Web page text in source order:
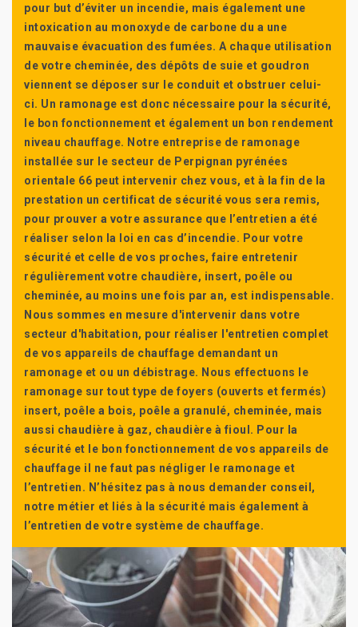
pour but d’éviter un incendie, mais également une
intoxication au monoxyde de carbone du a une
mauvaise évacuation des fumées. A chaque utilisation
de votre cheminée, des dépôts de suie et goudron
viennent se déposer sur le conduit et obstruer celui-
ci. Un ramonage est donc nécessaire pour la sécurité,
le bon fonctionnement et également un bon rendement
niveau chauffage. Notre entreprise de ramonage
installée sur le secteur de Perpignan pyrénées
orientale 66 peut intervenir chez vous, et à la fin de la
prestation un certificat de sécurité vous sera remis,
pour prouver a votre assurance que l’entretien a été
réaliser selon la loi en cas d’incendie. Pour votre
sécurité et celle de vos proches, faire entretenir
régulièrement votre chaudière, insert, poêle ou
cheminée, au moins une fois par an, est indispensable.
Nous sommes en mesure d'intervenir dans votre
secteur d'habitation, pour réaliser l'entretien complet
de vos appareils de chauffage demandant un
ramonage et ou un débistrage. Nous effectuons le
ramonage sur tout type de foyers (ouverts et fermés)
insert, poêle a bois, poêle a granulé, cheminée, mais
aussi chaudière à gaz, chaudière à fioul. Pour la
sécurité et le bon fonctionnement de vos appareils de
chauffage il ne faut pas négliger le ramonage et
l’entretien. N’hésitez pas à nous demander conseil,
notre métier et liés à la sécurité mais également à
l’entretien de votre système de chauffage.